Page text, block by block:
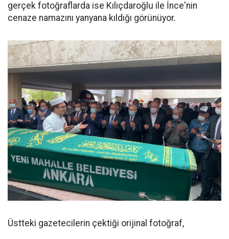
gerçek fotoğraflarda ise Kılıçdaroğlu ile İnce'nin
cenaze namazını yanyana kıldığı görünüyor.
Üstteki gazetecilerin çektiği orijinal fotoğraf,